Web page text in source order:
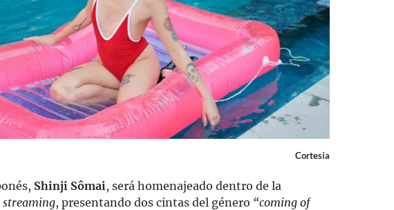
Cortesía
Shinji Sômai, será homenajeado dentro de la
streaming, presentando dos cintas del género “coming of